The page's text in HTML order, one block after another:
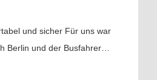
und sicher Für uns war
Berlin und der Busfahrer…